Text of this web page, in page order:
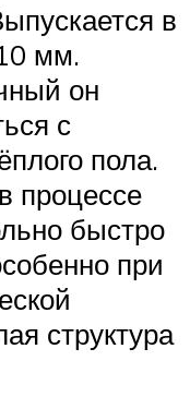
в
мм.
он
с
пола.
процессе
быстро
при
структура